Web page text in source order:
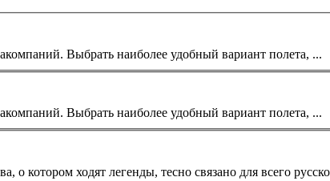
Выбрать наиболее удобный вариaнт полета, ...
Выбрать наиболее удобный вариaнт полета, ...